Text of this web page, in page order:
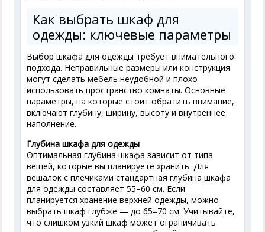
Как выбрать шкаф для
одежды: ключевые параметры
Выбор шкафа для одежды требует внимательного
подхода. Неправильные размеры или конструкция
могут сделать мебель неудобной и плохо
использовать пространство комнаты. Основные
параметры, на которые стоит обратить внимание,
включают глубину, ширину, высоту и внутреннее
наполнение.
Глубина шкафа для одежды
Оптимальная глубина шкафа зависит от типа
вещей, которые вы планируете хранить. Для
вешалок с плечиками стандартная глубина шкафа
для одежды составляет 55–60 см. Если
планируется хранение верхней одежды, можно
выбрать шкаф глубже — до 65–70 см. Учитывайте,
что слишком узкий шкаф может ограничивать